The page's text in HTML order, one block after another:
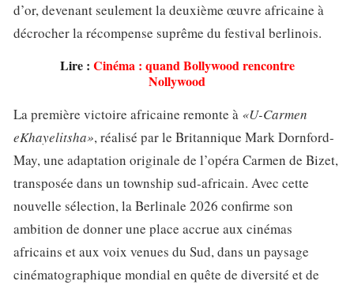
d’or, devenant seulement la deuxième œuvre africaine à
décrocher la récompense suprême du festival berlinois.
Lire : Cinéma : quand Bollywood rencontre
Nollywood
La première victoire africaine remonte à «U-Carmen
eKhayelitsha», réalisé par le Britannique Mark Dornford-
May, une adaptation originale de l’opéra Carmen de Bizet,
transposée dans un township sud-africain. Avec cette
nouvelle sélection, la Berlinale 2026 confirme son
ambition de donner une place accrue aux cinémas
africains et aux voix venues du Sud, dans un paysage
cinématographique mondial en quête de diversité et de